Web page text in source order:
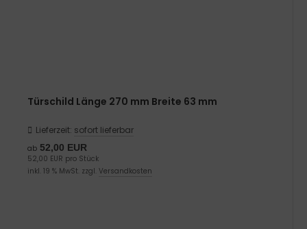
Türschild Länge 270 mm Breite 63 mm
Lieferzeit: sofort lieferbar
ab 52,00 EUR
52,00 EUR pro Stück
inkl. 19 % MwSt. zzgl. Versandkosten